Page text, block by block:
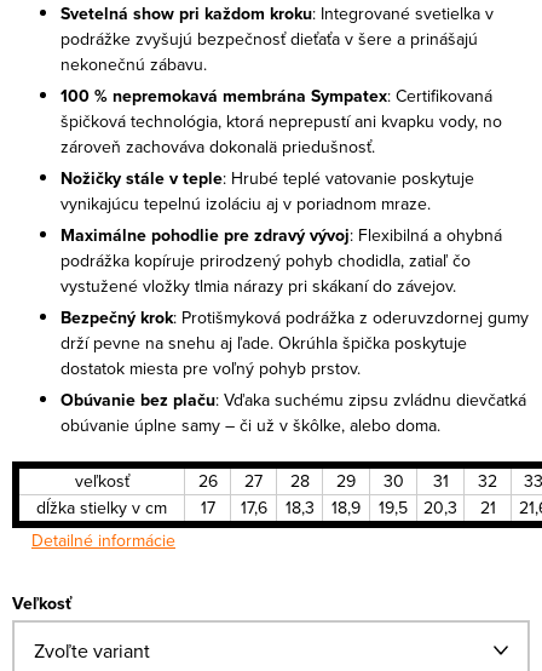
Svetelná show pri každom kroku: Integrované svetielka v
podrážke zvyšujú bezpečnosť dieťaťa v šere a prinášajú
nekonečnú zábavu.
100 % nepremokavá membrána Sympatex: Certifikovaná
špičková technológia, ktorá neprepustí ani kvapku vody, no
zároveň zachováva dokonalä priedušnosť.
Nožičky stále v teple: Hrubé teplé vatovanie poskytuje
vynikajúcu tepelnú izoláciu aj v poriadnom mraze.
Maximálne pohodlie pre zdravý vývoj: Flexibilná a ohybná
podrážka kopíruje prirodzený pohyb chodidla, zatiaľ čo
vystužené vložky tlmia nárazy pri skákaní do závejov.
Bezpečný krok: Protišmyková podrážka z oderuvzdornej gumy
drží pevne na snehu aj ľade. Okrúhla špička poskytuje
dostatok miesta pre voľný pohyb prstov.
Obúvanie bez plaču: Vďaka suchému zipsu zvládnu dievčatká
obúvanie úplne samy – či už v škôlke, alebo doma.
veľkosť 26 27 28 29 30 31 32
33
dĺžka stielky v cm
17 17,6 18,3 18,9 19,5 20,3 21
Detailné informácie
Veľkosť